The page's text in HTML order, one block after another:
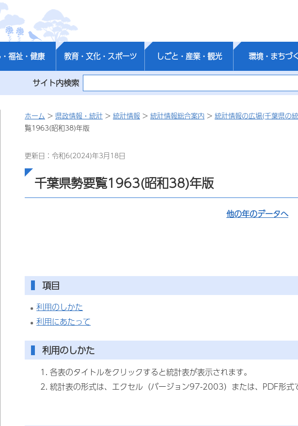
福祉・健康 教育・文化・スポーツ しごと・産業・観光 環境・まちづ
サイト内検索
ホーム > 県政情報・統計 > 統計情報 > 統計情報総合案内 > 統計情報の広場(千葉県の
覧1963(昭和38)年版
更新日：令和6(2024)年3月18日
千葉県勢要覧1963(昭和38)年版
他の年のデータへ
項目
利用のしかた
利用にあたって
利用のしかた
各表のタイトルをクリックすると統計表が表示されます。
統計表の形式は、エクセル（バージョン97-2003）または、PDF形式